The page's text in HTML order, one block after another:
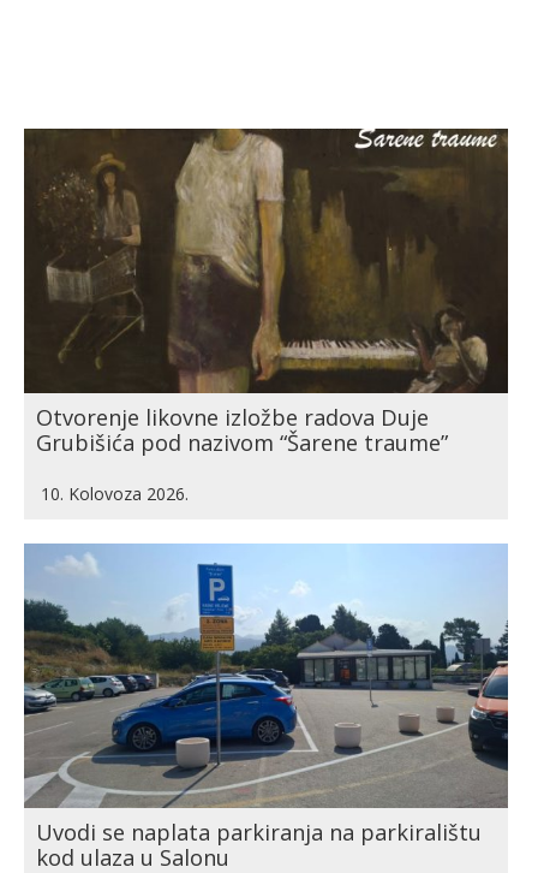
Otvorenje likovne izložbe radova Duje
Grubišića pod nazivom “Šarene traume”
10. Kolovoza 2026.
Uvodi se naplata parkiranja na parkiralištu
kod ulaza u Salonu